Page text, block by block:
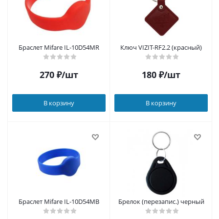
Браслет Mifare IL-10D54MR
270 ₽/шт
В корзину
Ключ VIZIT-RF2.2 (красный)
180 ₽/шт
В корзину
Браслет Mifare IL-10D54MB Брелок (перезапис.) черный